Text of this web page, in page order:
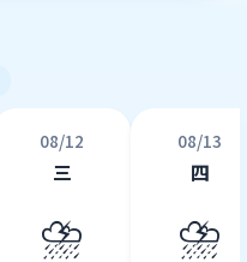
08/12
三
⛈️
08/13
四
⛈️